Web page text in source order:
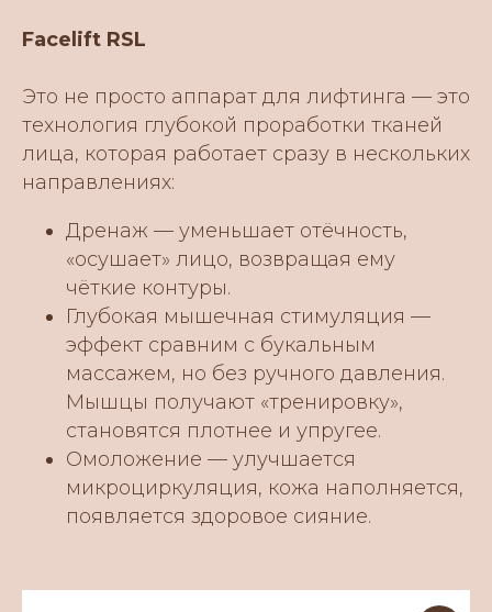
Facelift RSL
Это не просто аппарат для лифтинга — это
технология глубокой проработки тканей
лица, которая работает сразу в нескольких
направлениях:
Дренаж — уменьшает отёчность,
«осушает» лицо, возвращая ему
чёткие контуры.
Глубокая мышечная стимуляция —
эффект сравним с букальным
массажем, но без ручного давления.
Мышцы получают «тренировку»,
становятся плотнее и упругее.
Омоложение — улучшается
микроциркуляция, кожа наполняется,
появляется здоровое сияние.